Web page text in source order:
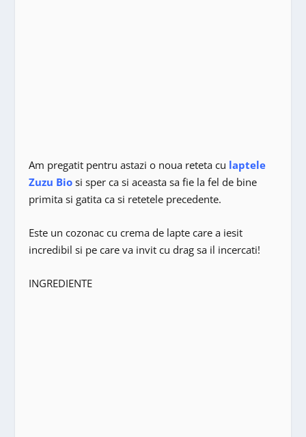
Am pregatit pentru astazi o noua reteta cu laptele
Zuzu Bio si sper ca si aceasta sa fie la fel de bine
primita si gatita ca si retetele precedente.
Este un cozonac cu crema de lapte care a iesit
incredibil si pe care va invit cu drag sa il incercati!
INGREDIENTE